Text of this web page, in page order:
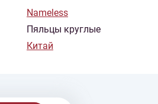
Nameless
Пяльцы круглые
Китай